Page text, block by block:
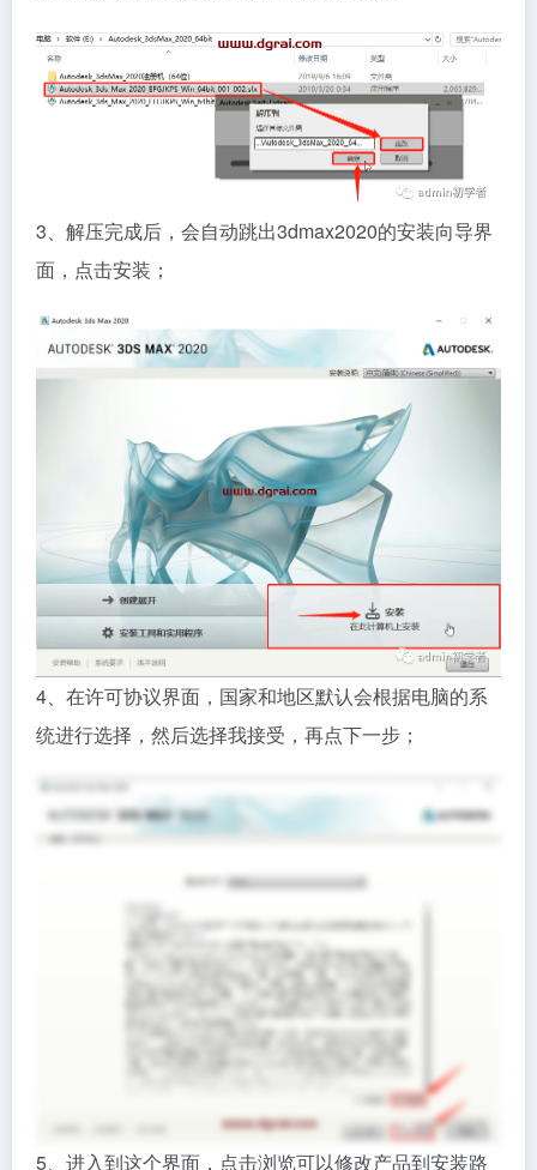
3、解压完成后，会自动跳出3dmax2020的安装向导界
面，点击安装；
4、在许可协议界面，国家和地区默认会根据电脑的系
统进行选择，然后选择我接受，再点下一步；
5、进入到这个界面，点击浏览可以修改产品到安装路